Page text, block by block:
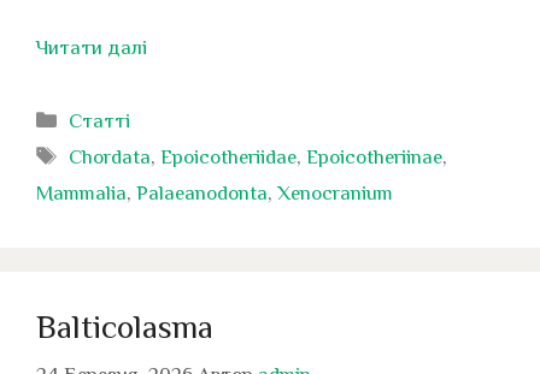
Читати далі
Категорії
Статті
Позначки
Chordata,Epoicotheriidae,Epoicotheriinae,
Mammalia, Palaeanodonta,Xenocranium
Balticolasma